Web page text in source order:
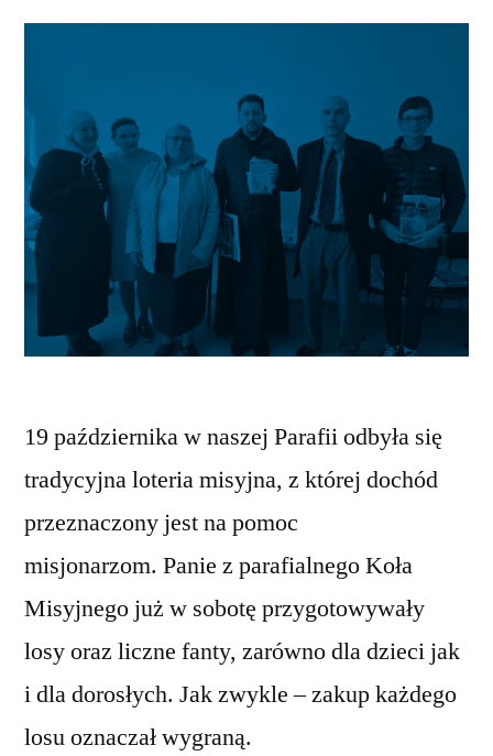
19 października w naszej Parafii odbyła się
tradycyjna loteria misyjna, z której dochód
przeznaczony jest na pomoc
misjonarzom. Panie z parafialnego Koła
Misyjnego już w sobotę przygotowywały
losy oraz liczne fanty, zarówno dla dzieci jak
i dla dorosłych. Jak zwykle – zakup każdego
losu oznaczał wygraną.